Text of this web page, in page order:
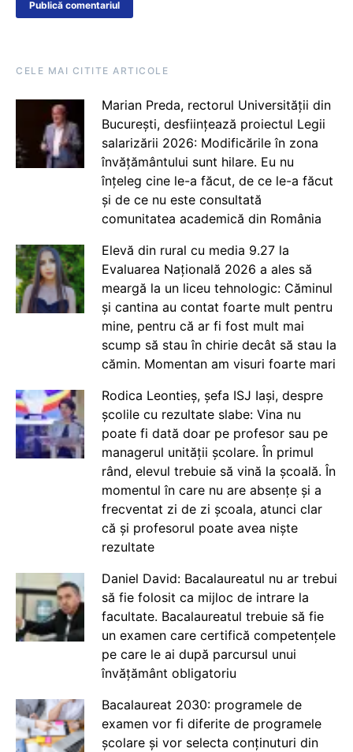
CELE MAI CITITE ARTICOLE
Marian Preda, rectorul Universității din
București, desființează proiectul Legii
salarizării 2026: Modificările în zona
învățământului sunt hilare. Eu nu
înțeleg cine le-a făcut, de ce le-a făcut
și de ce nu este consultată
comunitatea academică din România
Elevă din rural cu media 9.27 la
Evaluarea Națională 2026 a ales să
meargă la un liceu tehnologic: Căminul
și cantina au contat foarte mult pentru
mine, pentru că ar fi fost mult mai
scump să stau în chirie decât să stau la
cămin. Momentan am visuri foarte mari
Rodica Leontieș, șefa ISJ Iași, despre
școlile cu rezultate slabe: Vina nu
poate fi dată doar pe profesor sau pe
managerul unității școlare. În primul
rând, elevul trebuie să vină la școală. În
momentul în care nu are absențe și a
frecventat zi de zi școala, atunci clar
că și profesorul poate avea niște
rezultate
Daniel David: Bacalaureatul nu ar trebui
să fie folosit ca mijloc de intrare la
facultate. Bacalaureatul trebuie să fie
un examen care certifică competențele
pe care le ai după parcursul unui
învățământ obligatoriu
Bacalaureat 2030: programele de
examen vor fi diferite de programele
școlare și vor selecta conținuturi din